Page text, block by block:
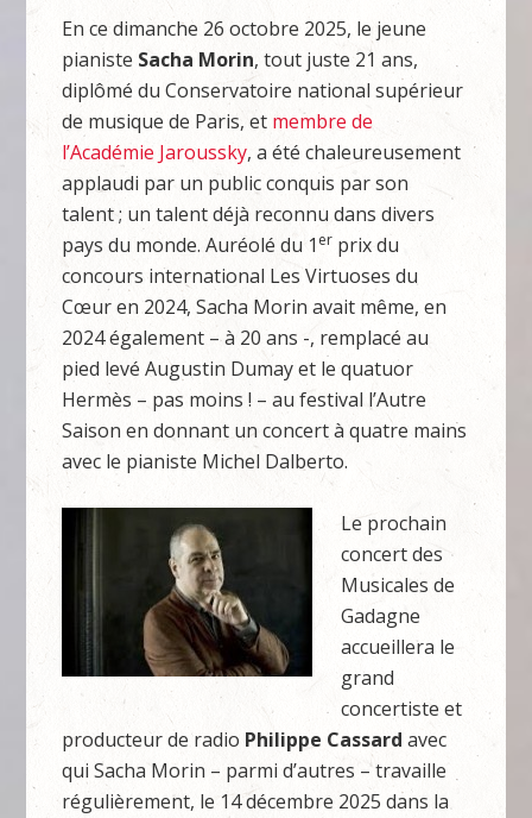
En ce dimanche 26 octobre 2025, le jeune
pianiste Sacha Morin, tout juste 21 ans,
diplômé du Conservatoire national supérieur
de musique de Paris, et membre de
l’Académie Jaroussky, a été chaleureusement
applaudi par un public conquis par son
talent ; un talent déjà reconnu dans divers
pays du monde. Auréolé du 1 er prix du
concours international Les Virtuoses du
Cœur en 2024, Sacha Morin avait même, en
2024 également – à 20 ans -, remplacé au
pied levé Augustin Dumay et le quatuor
Hermès – pas moins ! – au festival l’Autre
Saison en donnant un concert à quatre mains
avec le pianiste Michel Dalberto.
Le prochain
concert des
Musicales de
Gadagne
accueillera le
grand
concertiste et
producteur de radio Philippe Cassard avec
qui Sacha Morin – parmi d’autres – travaille
régulièrement, le 14 décembre 2025 dans la